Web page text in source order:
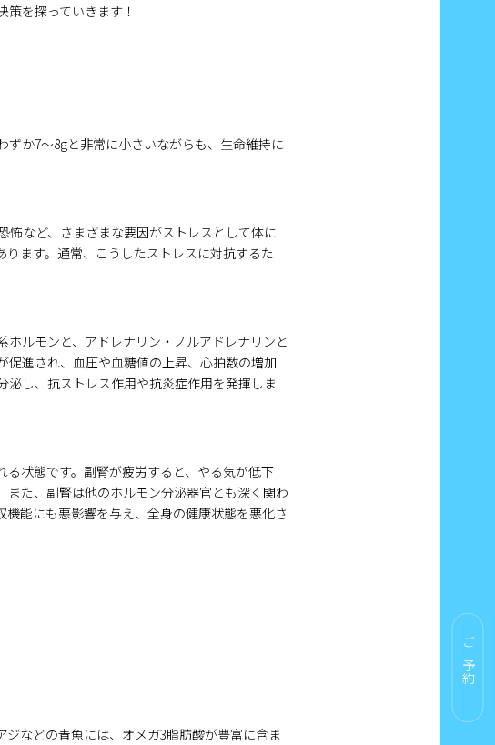
を探っていきます！
か7〜8gと非常に小さいながらも、生命維持に
など、さまざまな要因がストレスとして体に
ます。通常、こうしたストレスに対抗するた
ルモンと、アドレナリン・ノルアドレナリンと
進され、血圧や血糖値の上昇、心拍数の増加
し、抗ストレス作用や抗炎症作用を発揮しま
状態です。副腎が疲労すると、やる気が低下
また、副腎は他のホルモン分泌器官とも深く関わ
能にも悪影響を与え、全身の健康状態を悪化さ
などの青魚には、オメガ3脂肪酸が豊富に含ま
ご予約